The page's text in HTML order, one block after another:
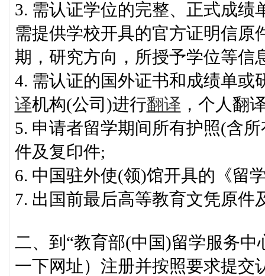
3. 需认证学位的完整、正式成
需提供学校开具的官方证明信原
期，研究方向，所授予学位等信
4. 需认证的国外证书和成绩单或
译机构(公司)进行翻译 ，个人翻
5. 申请者留学期间所有护照(含
件及复印件;
6. 中国驻外使(领)馆开具的《留
7. 出国前最后高等教育文凭原件
二、到“教育部(中国)留学服务中
一下网址）注册并按照要求提交